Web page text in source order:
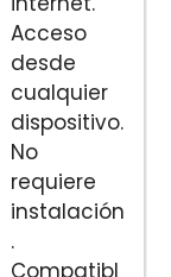
Acceso
desde
cualquier
dispositivo.
No
requiere
instalación
.